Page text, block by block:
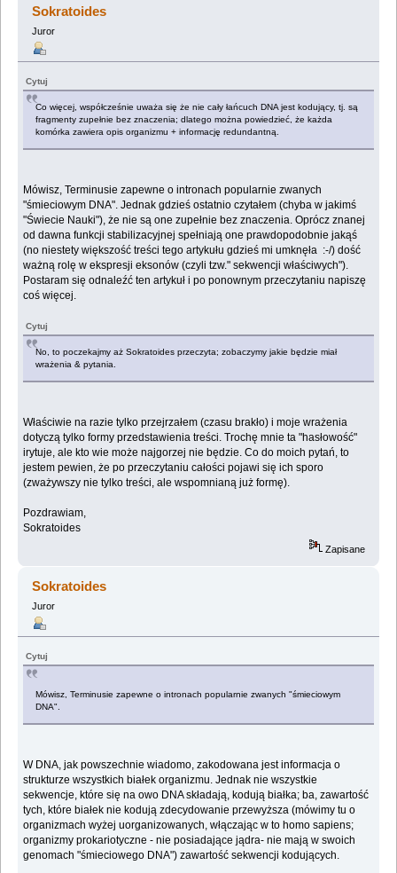
Sokratoides
Juror
Cytuj
Co więcej, współcześnie uważa się że nie cały łańcuch DNA jest kodujący, tj. są
fragmenty zupełnie bez znaczenia; dlatego można powiedzieć, że każda
komórka zawiera opis organizmu + informację redundantną.
Mówisz, Terminusie zapewne o intronach popularnie zwanych
"śmieciowym DNA". Jednak gdzieś ostatnio czytałem (chyba w jakimś
"Świecie Nauki"), że nie są one zupełnie bez znaczenia. Oprócz znanej
od dawna funkcji stabilizacyjnej spełniają one prawdopodobnie jakąś
(no niestety większość treści tego artykułu gdzieś mi umknęła :-/) dość
ważną rolę w ekspresji eksonów (czyli tzw." sekwencji właściwych").
Postaram się odnaleźć ten artykuł i po ponownym przeczytaniu napiszę
coś więcej.
Cytuj
No, to poczekajmy aż Sokratoides przeczyta; zobaczymy jakie będzie miał
wrażenia & pytania.
Właściwie na razie tylko przejrzałem (czasu brakło) i moje wrażenia
dotyczą tylko formy przedstawienia treści. Trochę mnie ta "hasłowość"
irytuje, ale kto wie może najgorzej nie będzie. Co do moich pytań, to
jestem pewien, że po przeczytaniu całości pojawi się ich sporo
(zważywszy nie tylko treści, ale wspomnianą już formę).
Pozdrawiam,
Sokratoides
Zapisane
Sokratoides
Juror
Cytuj
Mówisz, Terminusie zapewne o intronach popularnie zwanych "śmieciowym
DNA".
W DNA, jak powszechnie wiadomo, zakodowana jest informacja o
strukturze wszystkich białek organizmu. Jednak nie wszystkie
sekwencje, które się na owo DNA składają, kodują białka; ba, zawartość
tych, które białek nie kodują zdecydowanie przewyższa (mówimy tu o
organizmach wyżej uorganizowanych, włączając w to homo sapiens;
organizmy prokariotyczne - nie posiadające jądra- nie mają w swoich
genomach "śmieciowego DNA") zawartość sekwencji kodujących.